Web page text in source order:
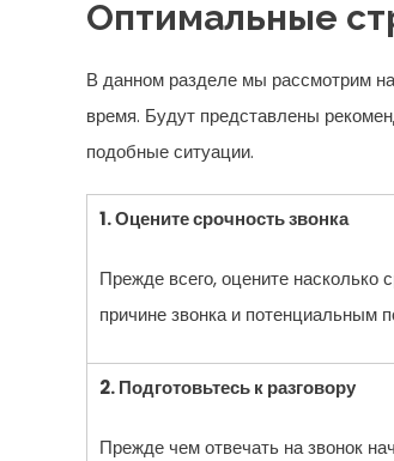
Оптимальные
В данном разделе мы рассмотрим
время. Будут представлены
подобные ситуации.
1. Оцените срочность звонка
Прежде всего, оцените насколько
причине звонка и потенциальным
2. Подготовьтесь к разговору
Прежде чем отвечать на звонок